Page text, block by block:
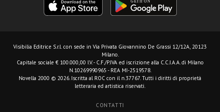
Visibilia Editrice S.r.l. con sede in Via Privata Giovannino De Grassi 12/12A, 20123
Milano.
Capitale sociale € 100.000,00 I.V. - C.F./P.IVA ed iscrizione alla C.C.I.A.A. di Milano
N.10269990965 - REA MI-2519578.
Novella 2000 © 2026. Iscritta al ROC con il n.37767. Tutti i diritti di proprietà
letteraria ed artistica riservati.
CONTATTI